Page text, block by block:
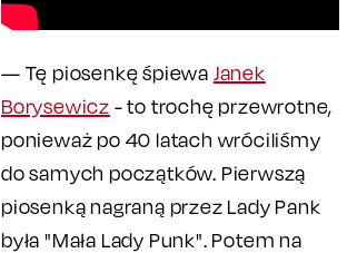
— Tę piosenkę śpiewa Janek
Borysewicz - to trochę przewrotne,
ponieważ po 40 latach wróciliśmy
do samych początków. Pierwszą
piosenką nagraną przez Lady Pank
była "Mała Lady Punk". Potem na